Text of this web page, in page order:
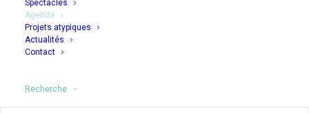
Spectacles
Agenda
Projets atypiques
Actualités
Contact
Recherche